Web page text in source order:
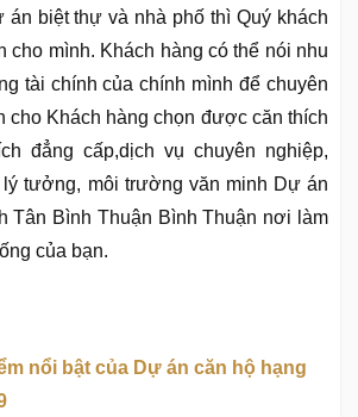
án biệt thự và nhà phố thì Quý khách
cho mình. Khách hàng có thể nói nhu
tài chính của chính mình để chuyên
cho Khách hàng chọn được căn thích
đẳng cấp,dịch vụ chuyên nghiệp,
lý tưởng, môi trường văn minh Dự án
Tân Bình Thuận Bình Thuận nơi làm
của bạn.
nổi bật của Dự án căn hộ hạng